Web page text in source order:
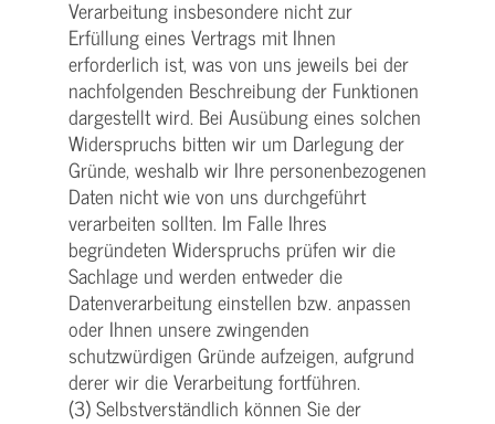
Verarbeitung insbesondere nicht zur
Erfüllung eines Vertrags mit Ihnen
erforderlich ist, was von uns jeweils bei der
nachfolgenden Beschreibung der Funktionen
dargestellt wird. Bei Ausübung eines solchen
Widerspruchs bitten wir um Darlegung der
Gründe, weshalb wir Ihre personenbezogenen
Daten nicht wie von uns durchgeführt
verarbeiten sollten. Im Falle Ihres
begründeten Widerspruchs prüfen wir die
Sachlage und werden entweder die
Datenverarbeitung einstellen bzw. anpassen
oder Ihnen unsere zwingenden
schutzwürdigen Gründe aufzeigen, aufgrund
derer wir die Verarbeitung fortführen.
(3) Selbstverständlich können Sie der